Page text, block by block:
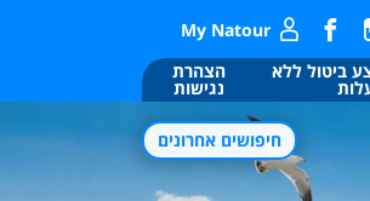
My Natour
ביטול ללא הצהרת
נגישות
חיפושים אחרונים